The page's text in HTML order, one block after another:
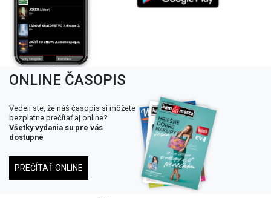
ONLINE ČASOPIS
Vedeli ste, že náš časopis si môžete
bezplatne prečítať aj online?
Všetky vydania su pre vás
dostupné
PREČÍTAŤ ONLINE